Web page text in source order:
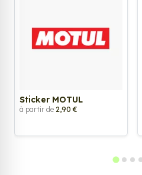
Sticker MOTUL
à partir de 2,90 €